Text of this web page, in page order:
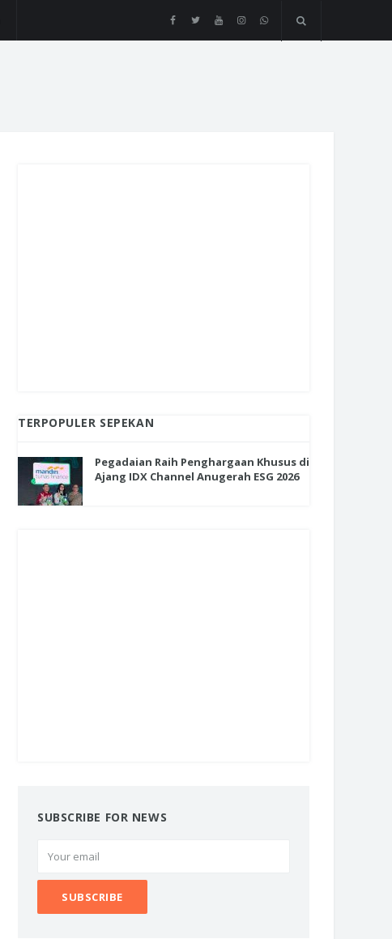
TERPOPULER SEPEKAN
Pegadaian Raih Penghargaan Khusus di
Ajang IDX Channel Anugerah ESG 2026
SUBSCRIBE FOR NEWS